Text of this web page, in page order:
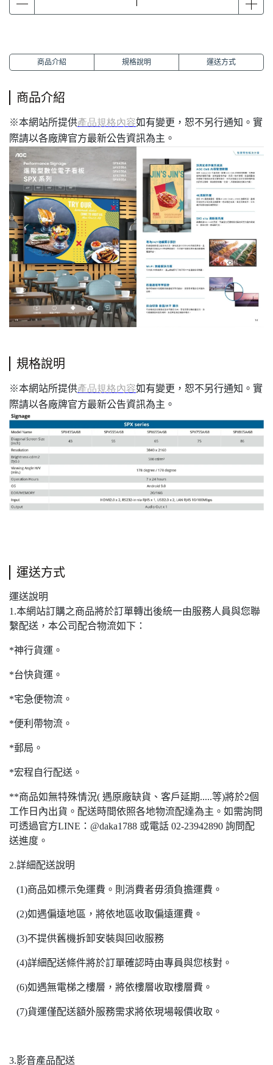
商品介紹 規格說明 運送方式
商品介紹
※本網站所提供產品規格內容如有變更，恕不另行通知。實
際請以各廠牌官方最新公告資訊為主。
規格說明
※本網站所提供產品規格內容如有變更，恕不另行通知。實
際請以各廠牌官方最新公告資訊為主。
運送方式
運送說明
1.本網站訂購之商品將於訂單轉出後統一由服務人員與您聯
繫配送，本公司配合物流如下：
*神行貨運。
*台快貨運。
*宅急便物流。
*便利帶物流。
*郵局。
*宏程自行配送。
**商品如無特殊情況( 遇原廠缺貨、客戶延期.....等)將於2個
工作日內出貨。配送時間依照各地物流配達為主。如需詢問
可透過官方LINE：@daka1788 或電話 02-23942890 詢問配
送進度。
2.詳細配送說明
(1)商品如標示免運費。則消費者毋須負擔運費。
(2)如遇偏遠地區，將依地區收取偏遠運費。
(3)不提供舊機拆卸安裝與回收服務
(4)詳細配送條件將於訂單確認時由專員與您核對。
(6)如遇無電梯之樓層，將依樓層收取樓層費。
(7)貨運僅配送額外服務需求將依現場報價收取。
3.影音產品配送